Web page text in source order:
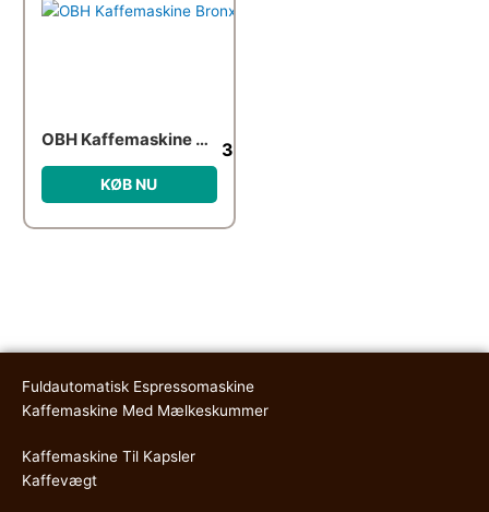
OBH Kaffemaskine Bronx 1,4L 349.95
KØB NU
Fuldautomatisk Espressomaskine
Kaffemaskine Med Mælkeskummer
Kaffemaskine Til Kapsler
Kaffevægt